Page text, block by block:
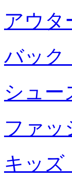
バッ
ファッ